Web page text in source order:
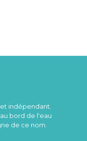
indépendant.
bord de l'eau
de ce nom.